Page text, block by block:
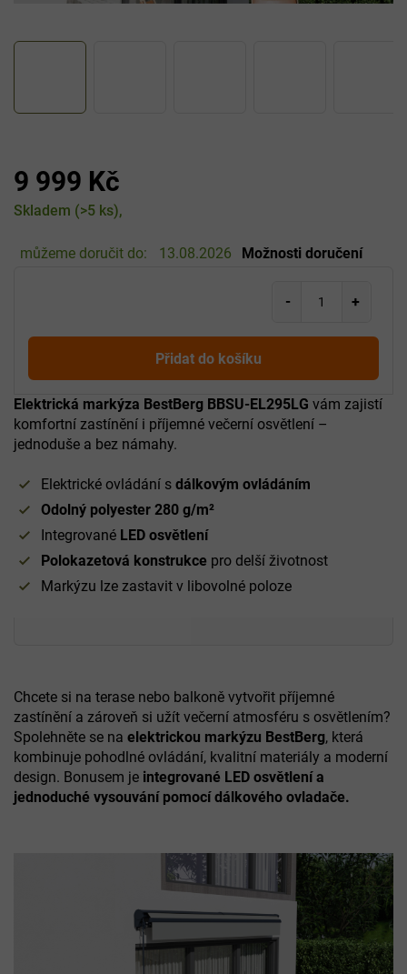
9 999 Kč
Měrná
Skladem (>5 ks)
můžeme doručit do: 13.08.2026 Možnosti doručení
Přidat do košíku
Elektrická markýza BestBerg BBSU-EL295LG vám zajistí
komfortní zastínění i příjemné večerní osvětlení –
jednoduše a bez námahy.
Elektrické ovládání s dálkovým ovládáním
Odolný polyester 280 g/m²
Integrované LED osvětlení
Polokazetová konstrukce pro delší životnost
Markýzu lze zastavit v libovolné poloze
Chcete si na terase nebo balkoně vytvořit příjemné
zastínění a zároveň si užít večerní atmosféru s osvětlením?
Spolehněte se na elektrickou markýzu BestBerg, která
kombinuje pohodlné ovládání, kvalitní materiály a moderní
design. Bonusem je integrované LED osvětlení a
jednoduché vysouvání pomocí dálkového ovladače.